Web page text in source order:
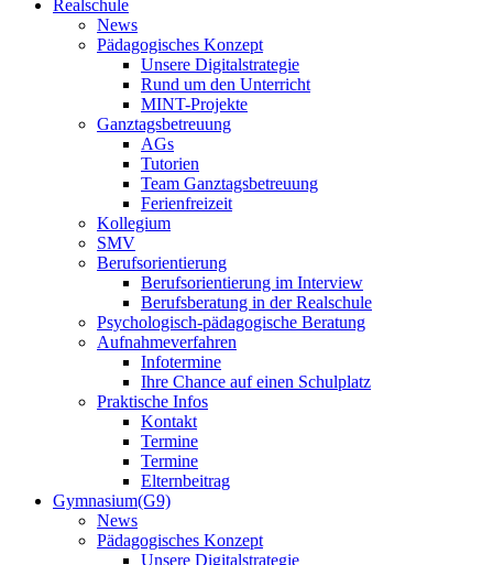
Realschule
News
Pädagogisches Konzept
Unsere Digitalstrategie
Rund um den Unterricht
MINT-Projekte
Ganztagsbetreuung
AGs
Tutorien
Team Ganztagsbetreuung
Ferienfreizeit
Kollegium
SMV
Berufsorientierung
Berufsorientierung im Interview
Berufsberatung in der Realschule
Psychologisch-pädagogische Beratung
Aufnahmeverfahren
Infotermine
Ihre Chance auf einen Schulplatz
Praktische Infos
Kontakt
Termine
Termine
Elternbeitrag
Gymnasium(G9)
News
Pädagogisches Konzept
Unsere Digitalstrategie